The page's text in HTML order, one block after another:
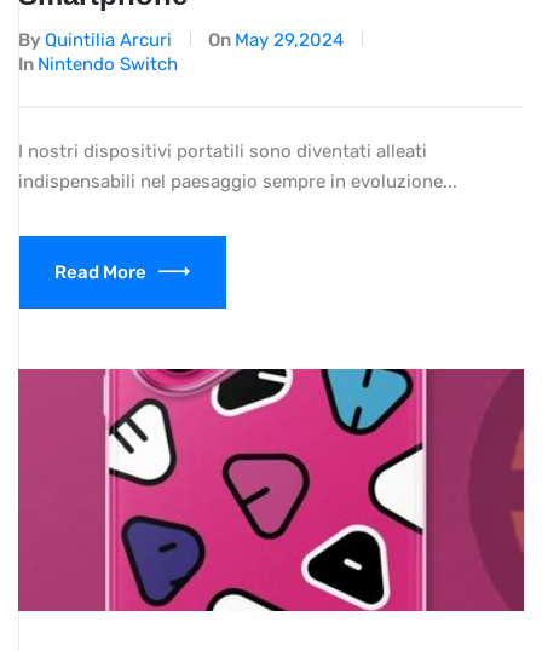
By Quintilia Arcuri On May 29,2024
In Nintendo Switch
I nostri dispositivi portatili sono diventati alleati
indispensabili nel paesaggio sempre in evoluzione...
Read More